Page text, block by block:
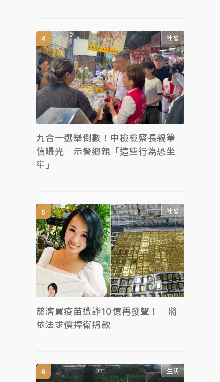
社會
九合一選舉倒數！中檢檢察長親筆
信曝光 示警鄉親「這些行為恐坐
牢」
社會
慈濟買疫苗遭詐10億再發聲！ 將
依法求償捍衛捐款
生活